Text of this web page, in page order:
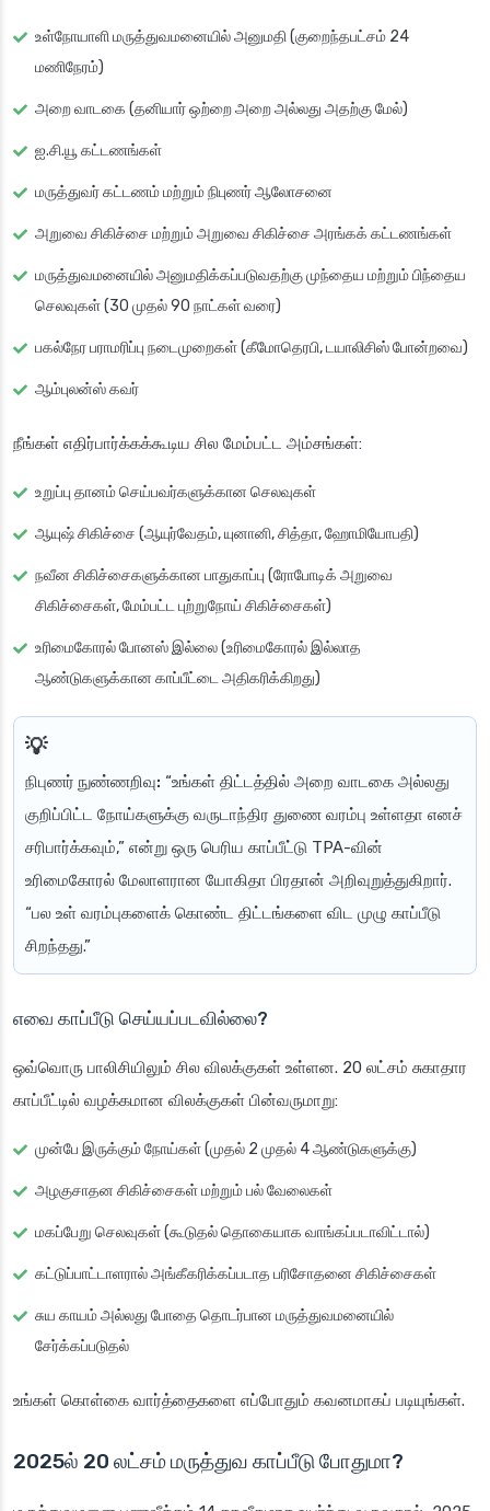
உள்நோயாளி மருத்துவமனையில் அனுமதி (குறைந்தபட்சம் 24
மணிநேரம்)
அறை வாடகை (தனியார் ஒற்றை அறை அல்லது அதற்கு மேல்)
ஐ.சி.யூ கட்டணங்கள்
மருத்துவர் கட்டணம் மற்றும் நிபுணர் ஆலோசனை
அறுவை சிகிச்சை மற்றும் அறுவை சிகிச்சை அரங்கக் கட்டணங்கள்
மருத்துவமனையில் அனுமதிக்கப்படுவதற்கு முந்தைய மற்றும் பிந்தைய
செலவுகள் (30 முதல் 90 நாட்கள் வரை)
பகல்நேர பராமரிப்பு நடைமுறைகள் (கீமோதெரபி, டயாலிசிஸ் போன்றவை)
ஆம்புலன்ஸ் கவர்
நீங்கள் எதிர்பார்க்கக்கூடிய சில மேம்பட்ட அம்சங்கள்:
உறுப்பு தானம் செய்பவர்களுக்கான செலவுகள்
ஆயுஷ் சிகிச்சை (ஆயுர்வேதம், யுனானி, சித்தா, ஹோமியோபதி)
நவீன சிகிச்சைகளுக்கான பாதுகாப்பு (ரோபோடிக் அறுவை
சிகிச்சைகள், மேம்பட்ட புற்றுநோய் சிகிச்சைகள்)
உரிமைகோரல் போனஸ் இல்லை (உரிமைகோரல் இல்லாத
ஆண்டுகளுக்கான காப்பீட்டை அதிகரிக்கிறது)
நிபுணர் நுண்ணறிவு: “உங்கள் திட்டத்தில் அறை வாடகை அல்லது
குறிப்பிட்ட நோய்களுக்கு வருடாந்திர துணை வரம்பு உள்ளதா எனச்
சரிபார்க்கவும்,” என்று ஒரு பெரிய காப்பீட்டு TPA-வின்
உரிமைகோரல் மேலாளரான யோகிதா பிரதான் அறிவுறுத்துகிறார்.
“பல உள் வரம்புகளைக் கொண்ட திட்டங்களை விட முழு காப்பீடு
சிறந்தது.”
எவை காப்பீடு செய்யப்படவில்லை?
ஒவ்வொரு பாலிசியிலும் சில விலக்குகள் உள்ளன. 20 லட்சம் சுகாதார
காப்பீட்டில் வழக்கமான விலக்குகள் பின்வருமாறு:
முன்பே இருக்கும் நோய்கள் (முதல் 2 முதல் 4 ஆண்டுகளுக்கு)
அழகுசாதன சிகிச்சைகள் மற்றும் பல் வேலைகள்
மகப்பேறு செலவுகள் (கூடுதல் தொகையாக வாங்கப்படாவிட்டால்)
கட்டுப்பாட்டாளரால் அங்கீகரிக்கப்படாத பரிசோதனை சிகிச்சைகள்
சுய காயம் அல்லது போதை தொடர்பான மருத்துவமனையில்
சேர்க்கப்படுதல்
உங்கள் கொள்கை வார்த்தைகளை எப்போதும் கவனமாகப் படியுங்கள்.
2025ல் 20 லட்சம் மருத்துவ காப்பீடு போதுமா?